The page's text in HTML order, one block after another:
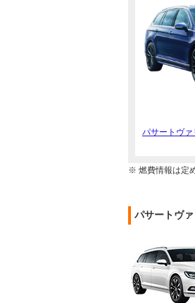
パサートヴ
※ 燃費情報は定
パサートヴ